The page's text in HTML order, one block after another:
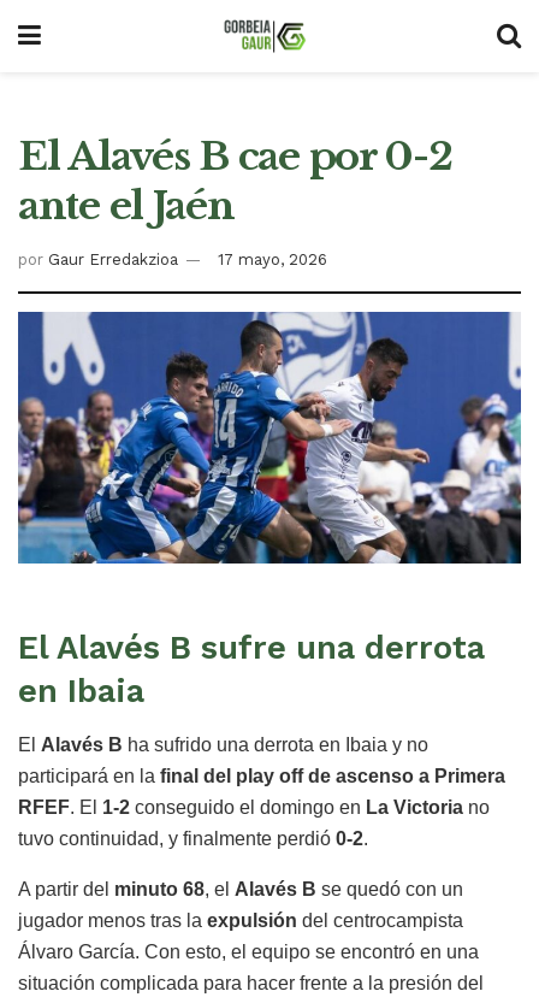
El Alavés B cae por 0-2
ante el Jaén
por Gaur Erredakzioa 17 mayo, 2026
El Alavés B sufre una derrota
en Ibaia
El Alavés B ha sufrido una derrota en Ibaia y no
participará en la final del play off de ascenso a Primera
RFEF. El 1-2 conseguido el domingo en La Victoria no
tuvo continuidad, y finalmente perdió 0-2.
A partir del minuto 68, el Alavés B se quedó con un
jugador menos tras la expulsión del centrocampista
Álvaro García. Con esto, el equipo se encontró en una
situación complicada para hacer frente a la presión del